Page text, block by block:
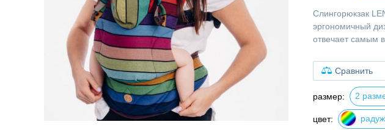
Слингорюкзак
эргономичный
отвечает самым
Сравнить
размер: 2
цвет: